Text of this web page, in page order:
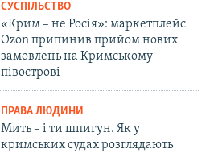
СУСПІЛЬСТВО
«Крим – не Росія»: маркетплейс
Ozon припинив прийом нових
замовлень на Кримському
півострові
ПРАВА ЛЮДИНИ
Мить – і ти шпигун. Як у
кримських судах розглядають